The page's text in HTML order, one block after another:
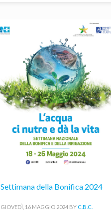
Settimana della Bonifica 2024
GIOVEDÌ, 16 MAGGIO 2024 BY C.B.C.